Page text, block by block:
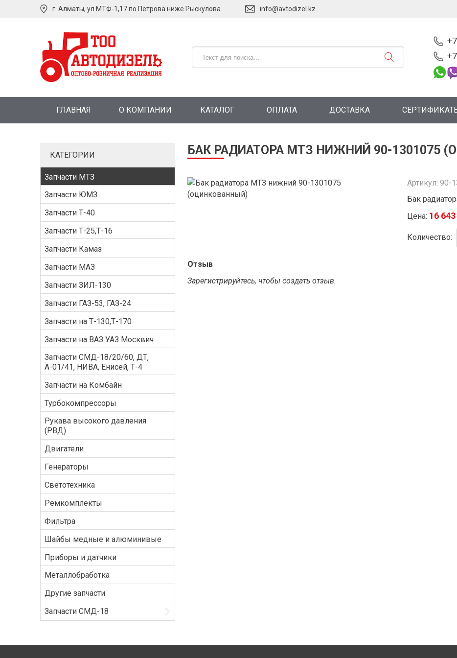
г. Алматы, ул.МТФ-1,17 по Петрова ниже Рыскулова info@avtodizel.kz
ГЛАВНАЯ О КОМПАНИИ КАТАЛОГ ОПЛАТА ДОСТАВКА
КАТЕГОРИИ
Запчасти МТЗ
Запчасти ЮМЗ
Запчасти Т-40
Запчасти Т-25,Т-16
Запчасти Камаз
Запчасти МАЗ
Запчасти ЗИЛ-130
Запчасти ГАЗ-53, ГАЗ-24
Запчасти на Т-130,Т-170
Запчасти на ВАЗ УАЗ Москвич
Запчасти СМД-18/20/60, ДТ,
А-01/41, НИВА, Енисей, Т-4
Запчасти на Комбайн
Турбокомпрессоры
Рукава высокого давления
(РВД)
Двигатели
Генераторы
Светотехника
Ремкомплекты
Фильтра
Шайбы медные и алюминивые
Приборы и датчики
Металлобработка
Другие запчасти
Запчасти СМД-18
БАК РАДИАТОРА МТЗ НИЖНИЙ 90-1301075
Артикул: 90-
Бак
Цена: 16
Количество:
Отзыв
Зарегистрируйтесь, чтобы создать отзыв.